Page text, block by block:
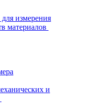
измерения
материалов
и